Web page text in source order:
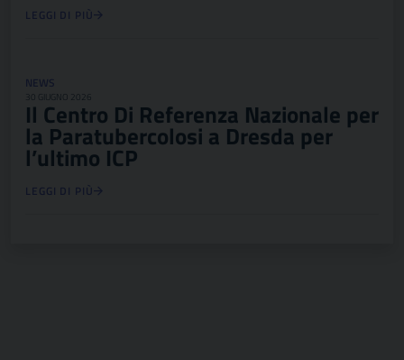
LEGGI DI PIÙ
NEWS
30 GIUGNO 2026
Il Centro Di Referenza Nazionale per
la Paratubercolosi a Dresda per
l’ultimo ICP
LEGGI DI PIÙ